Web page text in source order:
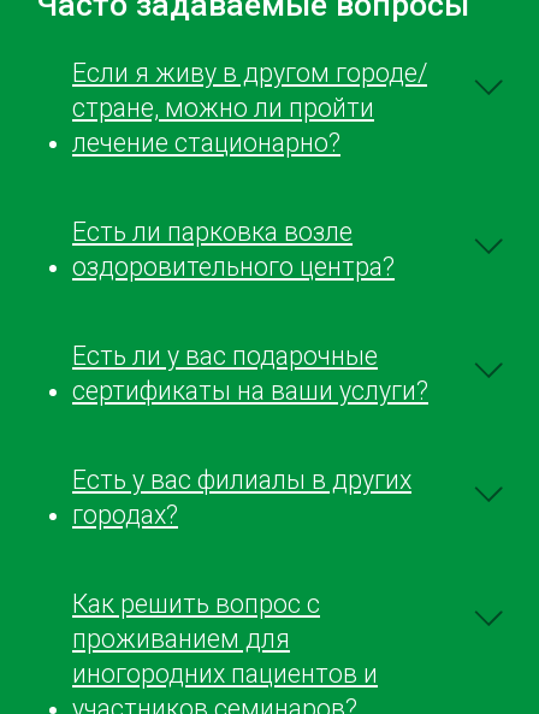
Советую.
Если я живу в другом городе/
стране, можно ли пройти
лечение стационарно?
Есть ли парковка возле
оздоровительного центра?
Есть ли у вас подарочные
сертификаты на ваши услуги?
Есть у вас филиалы в других
городах?
Как решить вопрос с
проживанием для
иногородних пациентов и